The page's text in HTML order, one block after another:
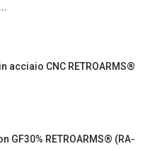
acciaio CNC RETROARMS®
GF30% RETROARMS® (RA-